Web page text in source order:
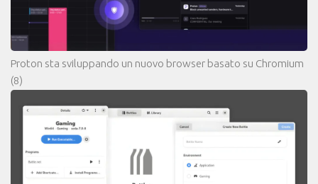
Proton sta sviluppando un nuovo browser basato su Chromium
(8)